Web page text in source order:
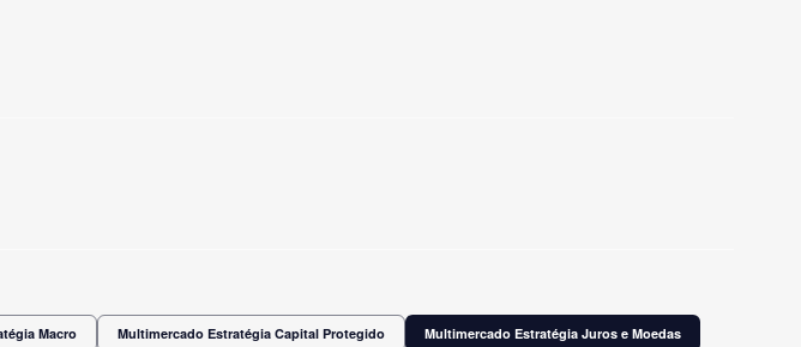
Macro Multimercado Estratégia Capital Protegido Multimercado Estratégia Juros e Moedas